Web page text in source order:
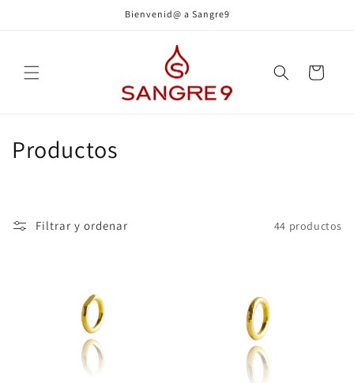
Bienvenid@ a Sangre9
Carrito
C
e
Productos
Filtrar y ordenar 44 productos